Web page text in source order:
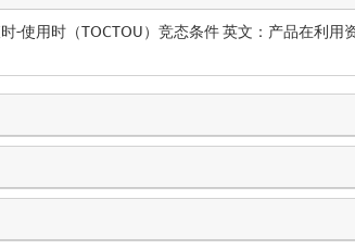
-使用时（TOCTOU）竞态条件 英文：产品在利